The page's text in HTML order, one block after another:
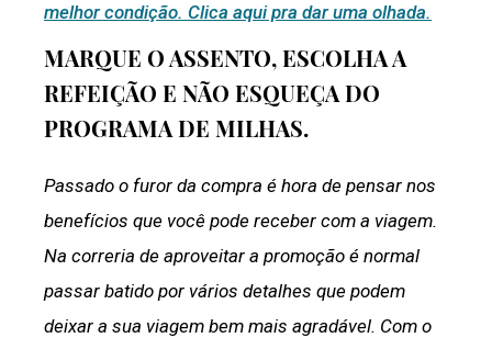
melhor condição. Clica aqui pra dar uma olhada.
MARQUE O ASSENTO, ESCOLHA A
REFEIÇÃO E NÃO ESQUEÇA DO
PROGRAMA DE MILHAS.
Passado o furor da compra é hora de pensar nos
benefícios que você pode receber com a viagem.
Na correria de aproveitar a promoção é normal
passar batido por vários detalhes que podem
deixar a sua viagem bem mais agradável. Com o